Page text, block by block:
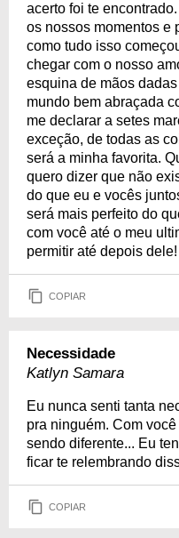
acerto foi te
os nossos momentos e
como tudo isso
chegar com o nosso
esquina de mãos
mundo bem abraçada
me declarar a setes
exceção, de todas as
será a minha favorita.
quero dizer que não
do que eu e vocês
será mais perfeito do
com você até o meu
permitir até depois dele!
COPIAR
Necessidade
Katlyn Samara
Eu nunca senti tanta
pra ninguém. Com
sendo diferente... Eu
ficar te relembrando
COPIAR